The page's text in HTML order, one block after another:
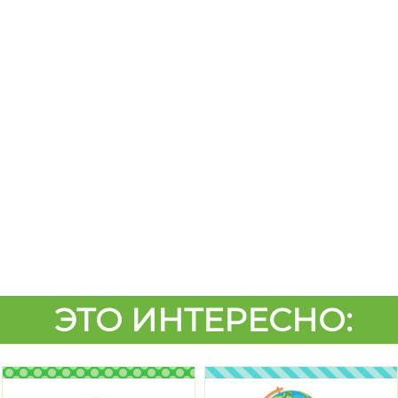
ЭТО ИНТЕРЕСНО: